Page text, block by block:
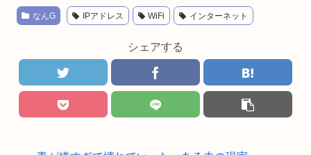
なんG IPアドレス WiFi インターネット
シェアする